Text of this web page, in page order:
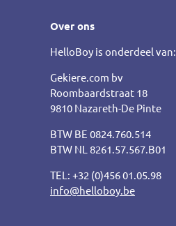
Over ons
HelloBoy is onderdeel van:
Gekiere.com bv
Roombaardstraat 18
9810 Nazareth-De Pinte
BTW BE 0824.760.514
BTW NL 8261.57.567.B01
TEL: +32 (0)456 01.05.98
info@helloboy.be